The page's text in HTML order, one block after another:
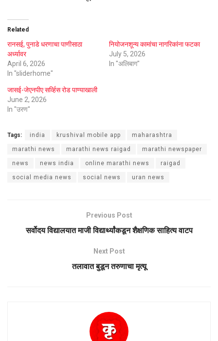
Related
रानसई, पुनाडे धरणाचा पाणीसाठा
अर्ध्यावर
April 6, 2026
In "sliderhome"
नियोजनशून्य कामांचा नागरिकांना फटका
July 5, 2026
In "अलिबाग"
जासई-जेएनपीए सर्व्हिस रोड पाण्याखाली
June 2, 2026
In "उरण"
Tags: india krushival mobile app maharashtra
marathi news marathi news raigad marathi newspaper
news news india online marathi news raigad
social media news social news uran news
Previous Post
सर्वोदय विद्यालयात माजी विद्यार्थ्यांकडून शैक्षणिक साहित्य वाटप
Next Post
तलावात बुडून तरुणाचा मृत्यू